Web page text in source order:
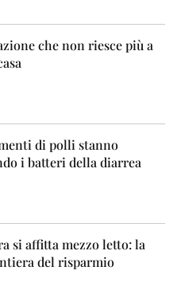
che non riesce più a
di polli stanno
i batteri della diarrea
si affitta mezzo letto: la
del risparmio